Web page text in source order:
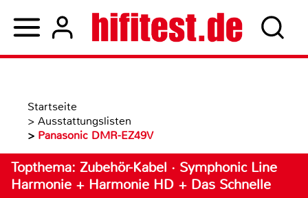
Startseite
> Ausstattungslisten
> Panasonic DMR-EZ49V
Topthema: Zubehör-Kabel · Symphonic Line
Harmonie + Harmonie HD + Das Schnelle